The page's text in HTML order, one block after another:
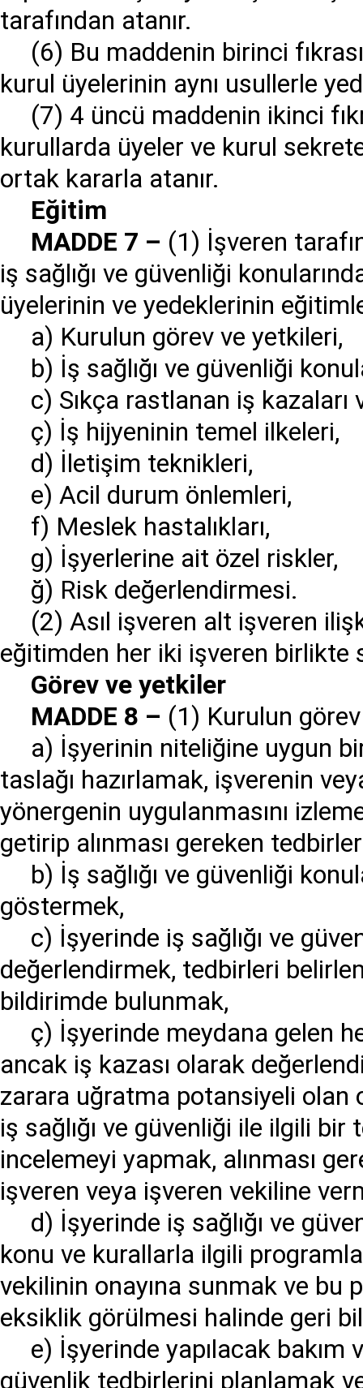
tarafından atanır.
(6) Bu maddenin birinci
kurul üyelerinin aynı usullerle
(7) 4 üncü maddenin ikinci
kurullarda üyeler ve kurul
ortak kararla atanır.
Eğitim
MADDE 7 – (1) İşveren
iş sağlığı ve güvenliği
üyelerinin ve yedeklerinin
a) Kurulun görev ve yetkileri,
b) İş sağlığı ve güvenliği
c) Sıkça rastlanan iş kazaları
ç) İş hijyeninin temel ilkeleri,
d) İletişim teknikleri,
e) Acil durum önlemleri,
f) Meslek hastalıkları,
g) İşyerlerine ait özel riskler,
ğ) Risk değerlendirmesi.
(2) Asıl işveren alt işveren
eğitimden her iki işveren birlikte
Görev ve yetkiler
MADDE 8 – (1) Kurulun
a) İşyerinin niteliğine uygun
taslağı hazırlamak, işverenin
yönergenin uygulanmasını
getirip alınması gereken
b) İş sağlığı ve güvenliği
göstermek,
c) İşyerinde iş sağlığı ve
değerlendirmek, tedbirleri
bildirimde bulunmak,
ç) İşyerinde meydana gelen
ancak iş kazası olarak
zarara uğratma potansiyeli olan
iş sağlığı ve güvenliği ile ilgili
incelemeyi yapmak, alınması
işveren veya işveren vekiline
d) İşyerinde iş sağlığı ve
konu ve kurallarla ilgili
vekilinin onayına sunmak ve bu
eksiklik görülmesi halinde geri
e) İşyerinde yapılacak bakım
güvenlik tedbirlerini planlamak